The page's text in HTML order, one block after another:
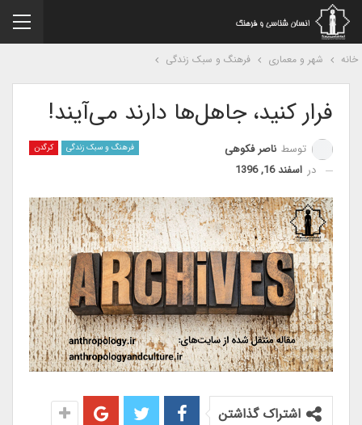
شهر و معماری فرهنگ و سبک زندگی
فرار کنید، جاهل‌ها دارند می‌آیند!
فرهنگ و سبک زندگی کرگدن توسطناصر فکوهی
دراسفند 16, 1396
اشتراک گذاشتن